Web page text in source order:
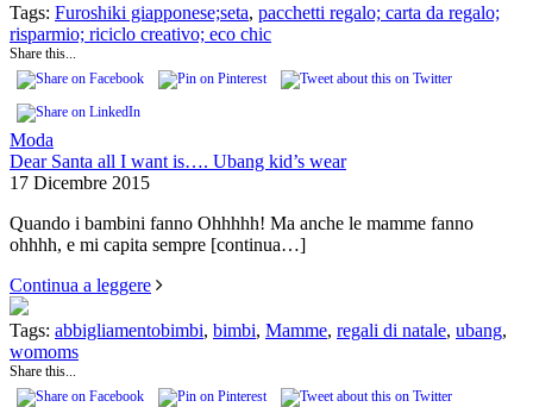
Tags: Furoshiki giapponese;seta, pacchetti regalo; carta da regalo;
risparmio; riciclo creativo; eco chic
Share this...
Moda
Dear Santa all I want is…. Ubang kid’s wear
17 Dicembre 2015
Quando i bambini fanno Ohhhhh! Ma anche le mamme fanno
ohhhh, e mi capita sempre [continua…]
Continua a leggere
Tags: abbigliamentobimbi, bimbi, Mamme, regali di natale, ubang,
womoms
Share this...